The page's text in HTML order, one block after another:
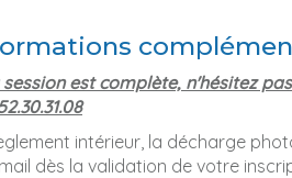
session est complète, n'hésitez
intérieur, la décharge
dès la validation de votre